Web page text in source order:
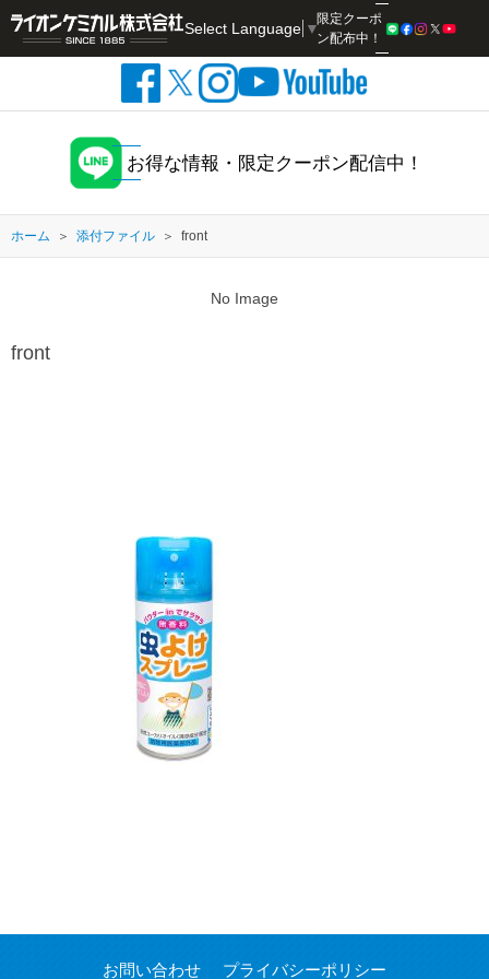
Select Language ▼
限定クーポ
ン配布中！
お得な情報・限定クーポン配信中！
ホーム 添付ファイル front
No Image
front
お問い合わせ プライバシーポリシー
検索